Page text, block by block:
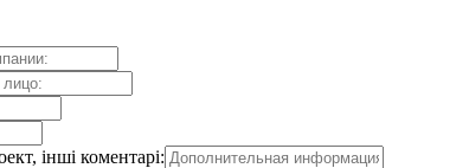
інші коментарі: